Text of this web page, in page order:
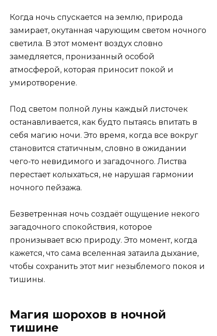
Когда ночь спускается на землю, природа
замирает, окутанная чарующим светом ночного
светила. В этот момент воздух словно
замедляется, пронизанный особой
атмосферой, которая приносит покой и
умиротворение.
Под светом полной луны каждый листочек
останавливается, как будто пытаясь впитать в
себя магию ночи. Это время, когда все вокруг
становится статичным, словно в ожидании
чего-то невидимого и загадочного. Листва
перестает колыхаться, не нарушая гармонии
ночного пейзажа.
Безветренная ночь создаёт ощущение некого
загадочного спокойствия, которое
пронизывает всю природу. Это момент, когда
кажется, что сама вселенная затаила дыхание,
чтобы сохранить этот миг незыблемого покоя и
тишины.
Магия шорохов в ночной
тишине